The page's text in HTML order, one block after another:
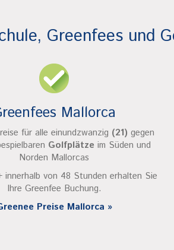
Greenfees und
Mallorca
für alle einundzwanzig (21) gegen
Golfplätze im Süden und
Norden Mallorcas
innerhalb von 48 Stunden erhalten Sie
Ihre Greenfee Buchung.
Preise Mallorca »